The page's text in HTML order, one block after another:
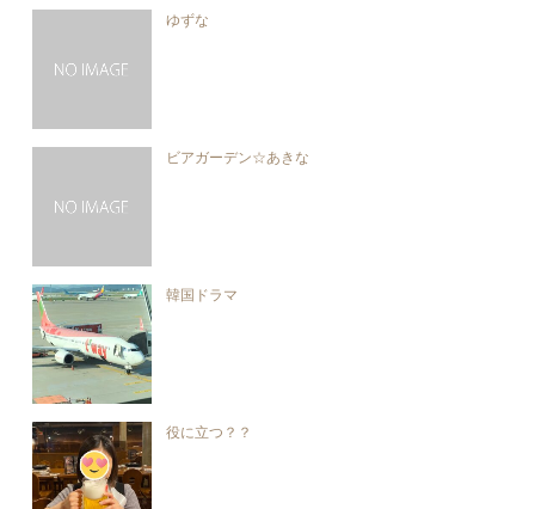
ゆずな
ビアガーデン☆あきな
韓国ドラマ
役に立つ？？